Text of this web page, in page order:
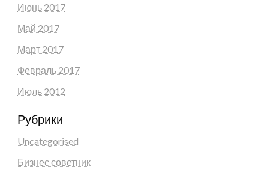
Июнь 2017
Май 2017
Март 2017
Февраль 2017
Июль 2012
Рубрики
Uncategorised
Бизнес советник